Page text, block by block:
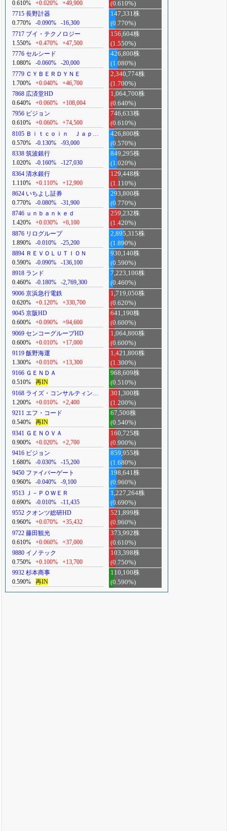
0.610% +0.020% +49,900
(0.610%)
7715 長野計器
0.770%
-0.090% -16,300
147,331株
(0.770%)
7717 ブイ・テクノロジー
1.550%
+0.470% +47,500
156,604株
(1.550%)
7776 セルシード
1.080%
-0.060% -20,000
426,800株
(1.080%)
7779 ＣＹＢＥＲＤＹＮＥ
1.700%
+0.040% +46,700
2,340,774株
(1.700%)
7868 広済堂HD
0.640%
+0.060% +108,004
1,064,700株
(0.640%)
7956 ピジョン
0.610%
+0.060% +74,500
746,633株
(0.610%)
8105 Ｂｉｔｃｏｉｎ Ｊａｐ…
0.570%
-0.130% -93,000
426,800株
(0.570%)
8338 筑波銀行
1.020%
-0.160% -127,030
849,295株
(1.020%)
8364 清水銀行
1.110%
+0.110% +12,900
129,448株
(1.110%)
8624 いちよし証券
0.770%
-0.080% -31,900
293,800株
(0.770%)
8746 ｕｎｂａｎｋｅｄ
1.420%
+0.030% +6,100
259,232株
(1.420%)
8876 リログループ
1.890%
-0.010% -25,200
2,895,315株
(1.890%)
8894 ＲＥＶＯＬＵＴＩＯＮ
0.590%
-0.090% -136,100
930,140株
(0.590%)
8918 ランド
0.460%
-0.180% -2,769,300
7,223,100株
(0.460%)
9006 京浜急行電鉄
0.620%
+0.120% +330,700
1,719,050株
(0.620%)
9045 京阪HD
0.600%
+0.090% +94,600
641,190株
(0.600%)
9069 センコーグループHD
0.600%
+0.010% +17,000
1,064,800株
(0.600%)
9119 飯野海運
1.300%
+0.010% +13,300
1,421,800株
(1.300%)
9166 ＧＥＮＤＡ
0.510%
再IN
968,609株
(0.510%)
9168 ライズ・コンサルティン…
1.200%
+0.010% +2,400
301,300株
(1.200%)
9211 エフ・コード
0.540%
再IN
67,500株
(0.540%)
9341 ＧＥＮＯＶＡ
0.900%
+0.020% +2,700
160,725株
(0.900%)
9416 ビジョン
1.680%
-0.030% -15,200
859,955株
(1.680%)
9450 ファイバーゲート
0.960%
-0.040% -9,100
198,641株
(0.960%)
9513 Ｊ－ＰＯＷＥＲ
0.690%
-0.010% -11,435
1,227,264株
(0.690%)
9552 クオンツ総研HD
0.960%
+0.070% +35,432
521,899株
(0.960%)
9722 藤田観光
0.610%
+0.060% +37,000
373,992株
(0.610%)
9880 イノテック
0.750%
+0.100% +13,700
103,398株
(0.750%)
9932 杉本商事
0.590%
再IN
110,100株
(0.590%)